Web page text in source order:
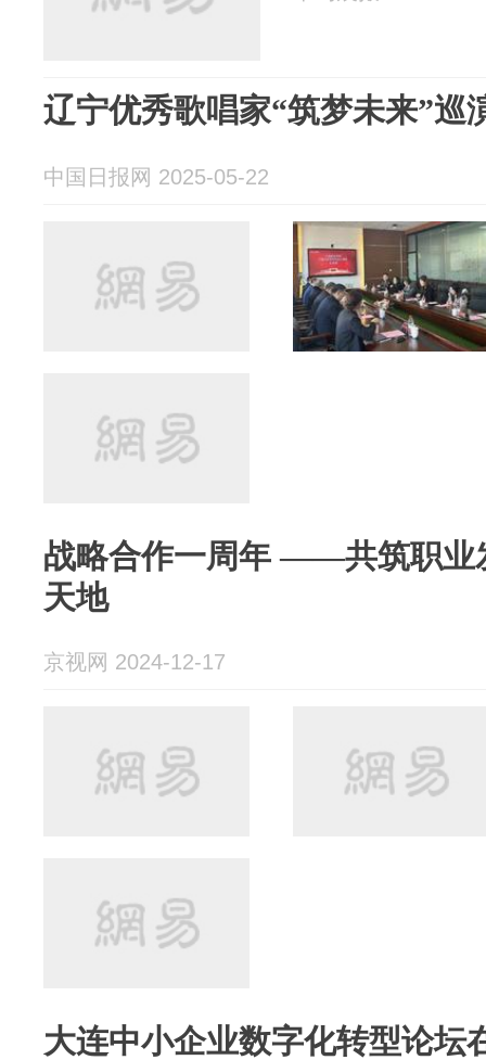
辽宁优秀歌唱家“筑梦未来”巡
中国日报网 2025-05-22
战略合作一周年 ——共筑职业
天地
京视网 2024-12-17
大连中小企业数字化转型论坛